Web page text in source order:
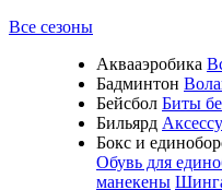
Все сезоны
Аквааэробика
Бадминтон
Бейсбол Биты
Бильярд
Бокс и
Обувь для
манекены